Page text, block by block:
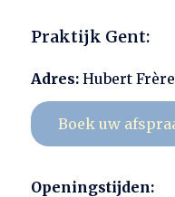
Praktijk Gent:
Adres:Hubert Frère
Boek uw
Openingstijden: